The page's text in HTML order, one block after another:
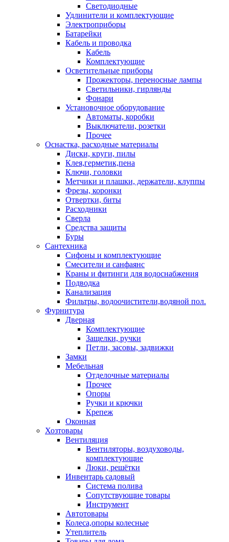
Светодиодные
Удлинители и комплектующие
Электроприборы
Батарейки
Кабель и проводка
Кабель
Комплектующие
Осветительные приборы
Прожекторы, переносные лампы
Светильники, гирлянды
Фонари
Установочное оборудование
Автоматы, коробки
Выключатели, розетки
Прочее
Оснастка, расходные материалы
Диски, круги, пилы
Клея,герметик,пена
Ключи, головки
Метчики и плашки, держатели, клуппы
Фрезы, коронки
Отвертки, биты
Расходники
Сверла
Средства защиты
Буры
Сантехника
Сифоны и комплектующие
Смесители и санфаянс
Краны и фитинги для водоснабжения
Подводка
Канализация
Фильтры, водоочистители,водяной пол.
Фурнитура
Дверная
Комплектующие
Защелки, ручки
Петли, засовы, задвижки
Замки
Мебельная
Отделочные материалы
Прочее
Опоры
Ручки и крючки
Крепеж
Оконная
Хозтовары
Вентиляция
Вентиляторы, воздуховоды,
комплектующие
Люки, решётки
Инвентарь садовый
Система полива
Сопутствующие товары
Инструмент
Автотовары
Колеса,опоры колесные
Утеплитель